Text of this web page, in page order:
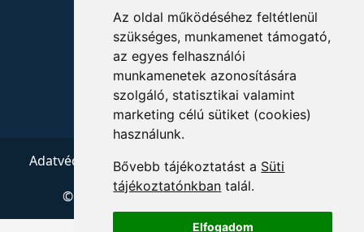
Az oldal működéséhez feltétlenül
szükséges, munkamenet támogató,
az egyes felhasználói
munkamenetek azonosítására
szolgáló, statisztikai valamint
marketing célú sütiket (cookies)
használunk.
Bővebb tájékoztatást a Süti
tájékoztatónkban talál.
Elfogadom
info@mprx.hu
Adatvédelem ÁSZF Impresszum
Kapcsolat
© 2026 Copyright:Menedzserpraxis.hu